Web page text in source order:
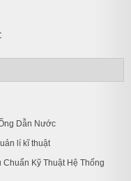
Dẫn Nước
lí kĩ thuật
Kỹ Thuật Hệ Thống